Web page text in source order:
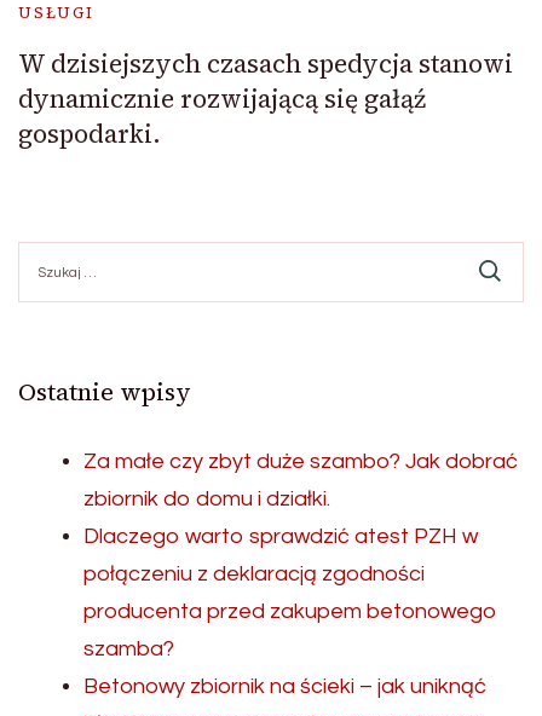
USŁUGI
W dzisiejszych czasach spedycja stanowi
dynamicznie rozwijającą się gałąź
gospodarki.
Ostatnie wpisy
Za małe czy zbyt duże szambo? Jak dobrać
zbiornik do domu i działki.
Dlaczego warto sprawdzić atest PZH w
połączeniu z deklaracją zgodności
producenta przed zakupem betonowego
szamba?
Betonowy zbiornik na ścieki – jak uniknąć